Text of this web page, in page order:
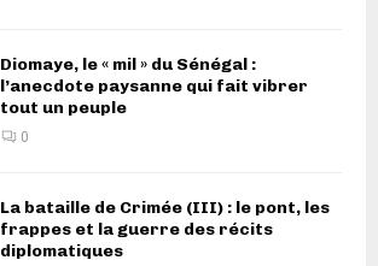
Diomaye, le « mil » du Sénégal :
l’anecdote paysanne qui fait vibrer
tout un peuple
0
La bataille de Crimée (III) : le pont, les
frappes et la guerre des récits
diplomatiques